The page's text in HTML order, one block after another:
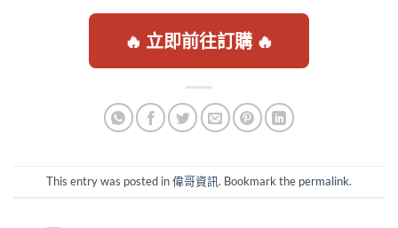
🔥 立即前往訂購 🔥
This entry was posted in偉哥資訊. Bookmark the permalink.